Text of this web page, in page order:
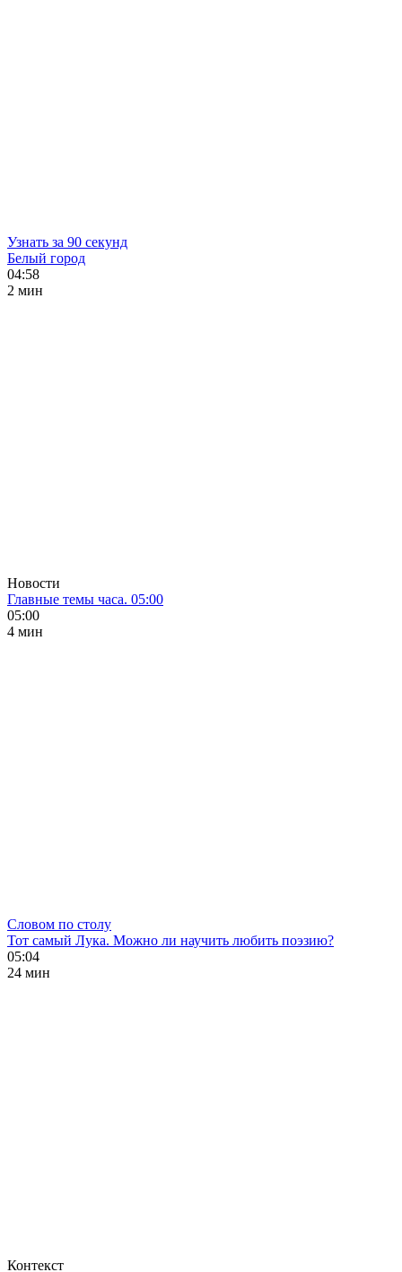
Узнать за 90 секунд
Белый город
04:58
2 мин
Новости
Главные темы часа. 05:00
05:00
4 мин
Словом по столу
Тот самый Лука. Можно ли научить любить поэзию?
05:04
24 мин
Контекст